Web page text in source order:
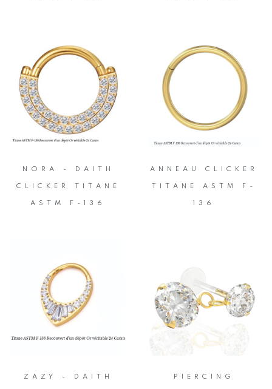
NORA - DAITH
CLICKER TITANE
ASTM F-136
ANNEAU CLICKER
TITANE ASTM F-
136
ZAZY - DAITH PIERCING